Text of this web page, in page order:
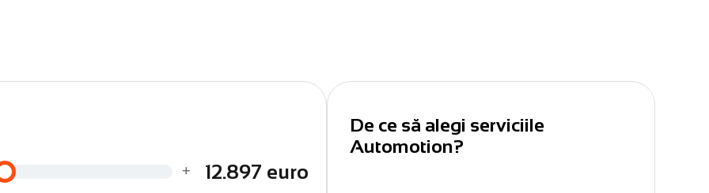
consultanță dedicată, soluții de finanțare adaptate
+
12.897 euro
De ce să alegi serviciile
Automotion?